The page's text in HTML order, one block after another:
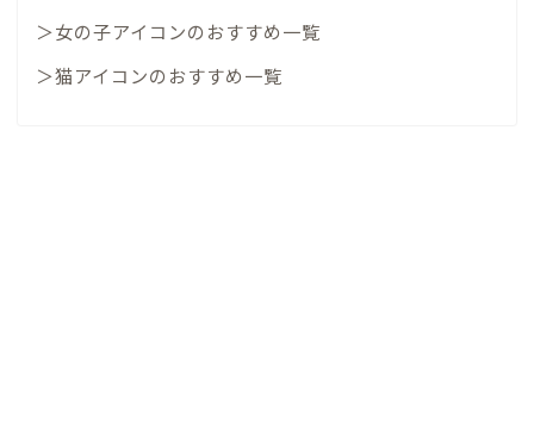
＞女の子アイコンのおすすめ一覧
＞猫アイコンのおすすめ一覧